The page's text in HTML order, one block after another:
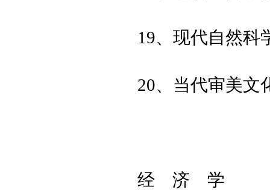
19、现代自然科
20、当代审美文
经 济 学